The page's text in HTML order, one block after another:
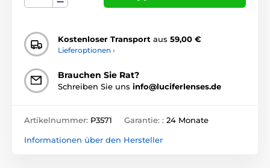
Kostenloser Transport aus 59,00 €
Lieferoptionen ›
Brauchen Sie Rat?
Schreiben Sie uns info@luciferlenses.de
Artikelnummer: P3571 Garantie: : 24 Monate
Informationen über den Hersteller